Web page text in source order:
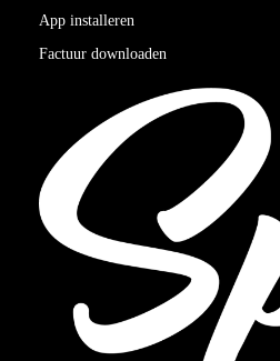
App installeren
Factuur downloaden